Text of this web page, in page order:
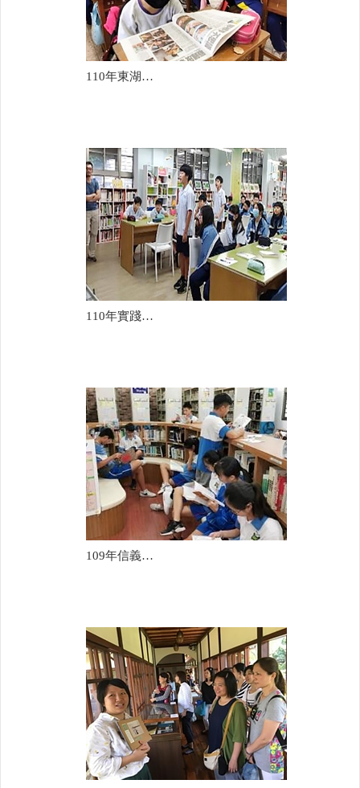
110年東湖國中(王秀蘭)
110年實踐國中
109年信義國中(簡怡美)